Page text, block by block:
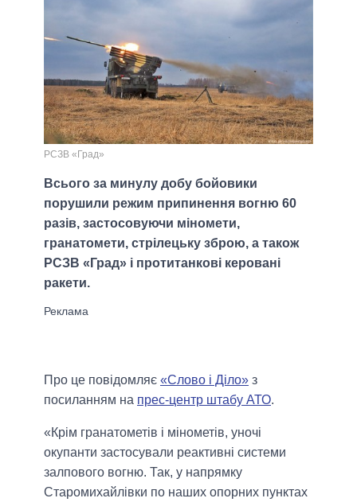
РСЗВ «Град»
Всього за минулу добу бойовики
порушили режим припинення вогню 60
разів, застосовуючи міномети,
гранатомети, стрілецьку зброю, а також
РСЗВ «Град» і протитанкові керовані
ракети.
Про це повідомляє «Слово і Діло» з
посиланням на прес-центр штабу АТО.
«Крім гранатометів і мінометів, уночі
окупанти застосували реактивні системи
залпового вогню. Так, у напрямку
Старомихайлівки по наших опорних пунктах